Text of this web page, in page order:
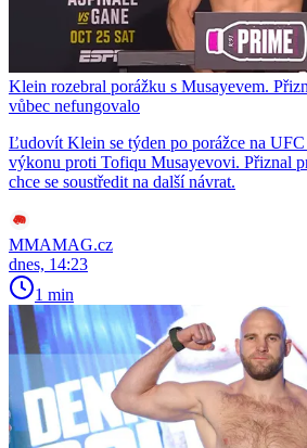
Klein rozebral porážku s Musayevem.
vůbec nefungovalo
Ľudovít Klein se týden po porážce na
výkonu proti Tofiqu Musayevovi. Přiznal
chce se soustředit na další návrat.
MMAMAG.cz
dnes, 14:23
1 min